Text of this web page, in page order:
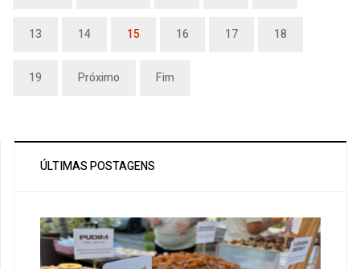
13 14 15 16 17 18
19 Próximo Fim
ÚLTIMAS POSTAGENS